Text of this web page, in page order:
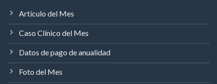
Artículo del Mes
Caso Clínico del Mes
Datos de pago de anualidad
Foto del Mes